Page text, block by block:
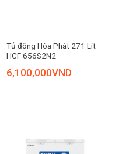
Tủ đông Hòa Phát 271 Lít
HCF 656S2N2
6,100,000VND